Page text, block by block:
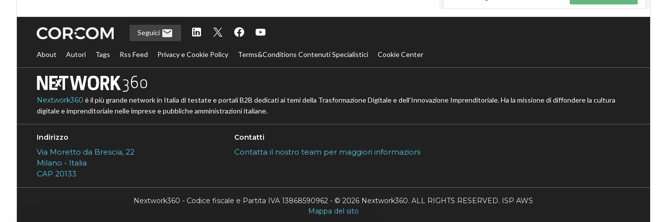
Seguici
About Autori Tags Rss Feed Privacy e Cookie Policy Terms&Conditions Contenuti Specialistici Cookie Center
Nextwork360 è il più grande network in Italia di testate e portali B2B dedicati ai temi della Trasformazione Digitale e dell’Innovazione Imprenditoriale. Ha la missione di diffondere la cultura
digitale e imprenditoriale nelle imprese e pubbliche amministrazioni italiane.
Indirizzo
Via Moretto da Brescia, 22
Milano - Italia
CAP 20133
Contatti
Contatta il nostro team per maggiori informazioni
Nextwork360 - Codice fiscale e Partita IVA 13868590962 - © 2026 Nextwork360. ALL RIGHTS RESERVED. ISP AWS
Mappa del sito